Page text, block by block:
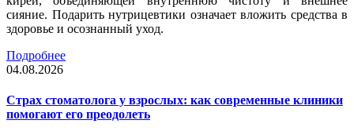
сияние. Подарить нутрицевтики означает вложить средства в
здоровье и осознанный уход.
Подробнее
04.08.2026
Страх стоматолога у взрослых: как современные клиники
помогают его преодолеть